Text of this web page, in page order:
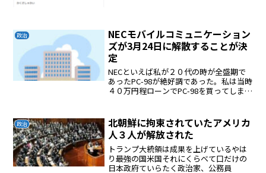
られるのは、上級国...
政治
NECモバイルコミュニケーション
ズが3月24日に解散することが決
定
NECといえば私が２０代の時が全盛期で
あったPC-98が絶好調であった。私は当時
４０万円程ローンでPC-98を買ってしまっ
てアパートを建築した。マイクロソフト
が日本語対...
政治
北朝鮮に拘束されていたアメリカ
人３人が解放された
トランプ大統領は成果を上げているやは
り最強の国米国それにくらべて口だけの
日本政府ていらたく政治家、公務員